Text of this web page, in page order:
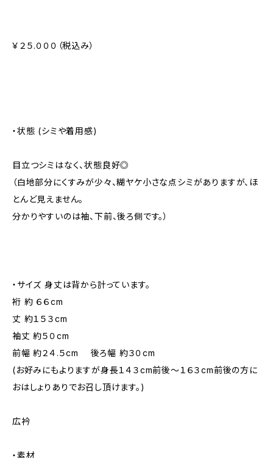
￥２５.０００（税込み）
・状態 (シミや着用感)
目立つシミはなく、状態良好◎
（白地部分にくすみが少々、糊ヤケ小さな点シミがありますが、ほ
とんど見えません。
分かりやすいのは袖、下前、後ろ側です。）
・サイズ 身丈は背から計っています。
裄 約 ６６cm
丈 約１５３cm
袖丈 約５０cm
前幅 約２４.５cm 後ろ幅 約３０cm
(お好みにもよりますが身長１４３cm前後～１６３cm前後の方に
おはしょりありでお召し頂けます。)
広衿
・素材